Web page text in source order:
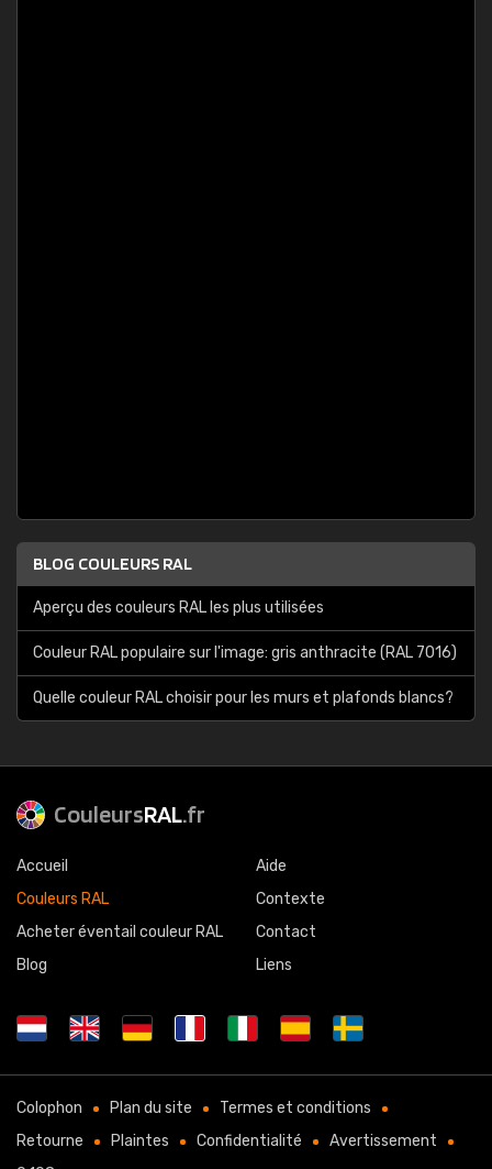
BLOG COULEURS RAL
Aperçu des couleurs RAL les plus utilisées
Couleur RAL populaire sur l'image: gris anthracite (RAL 7016)
Quelle couleur RAL choisir pour les murs et plafonds blancs?
CouleursRAL.fr
Accueil
Couleurs RAL
Acheter éventail couleur RAL
Blog
Aide
Contexte
Contact
Liens
Colophon Plan du site
Termes et conditions
Retourne
Plaintes Confidentialité
Avertissement